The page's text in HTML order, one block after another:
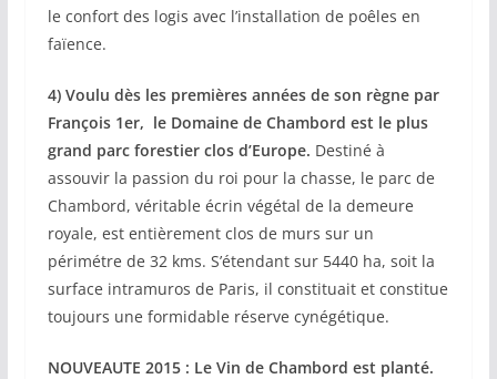
le confort des logis avec l’installation de poêles en
faïence.
4) Voulu dès les premières années de son règne par
François 1er, le Domaine de Chambord est le plus
grand parc forestier clos d’Europe. Destiné à
assouvir la passion du roi pour la chasse, le parc de
Chambord, véritable écrin végétal de la demeure
royale, est entièrement clos de murs sur un
périmétre de 32 kms. S’étendant sur 5440 ha, soit la
surface intramuros de Paris, il constituait et constitue
toujours une formidable réserve cynégétique.
NOUVEAUTE 2015 : Le Vin de Chambord est planté.